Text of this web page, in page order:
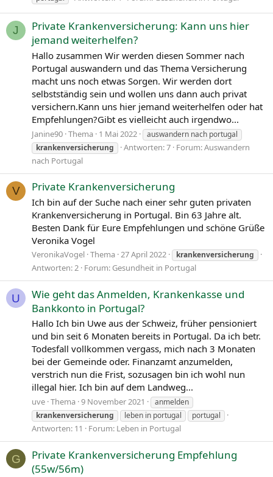
J
Private Krankenversicherung: Kann uns hier
jemand weiterhelfen?
Hallo zusammen Wir werden diesen Sommer nach
Portugal auswandern und das Thema Versicherung
macht uns noch etwas Sorgen. Wir werden dort
selbstständig sein und wollen uns dann auch privat
versichern.Kann uns hier jemand weiterhelfen oder hat
Empfehlungen?Gibt es vielleicht auch irgendwo...
Janine90 Thema 1 Mai 2022
auswandern nach portugal
krankenversicherung
Antworten: 7 Forum:Auswandern
nach Portugal
V Private Krankenversicherung
Ich bin auf der Suche nach einer sehr guten privaten
Krankenversicherung in Portugal. Bin 63 Jahre alt.
Besten Dank für Eure Empfehlungen und schöne Grüße
Veronika Vogel
VeronikaVogel Thema 27 April 2022 krankenversicherung
Antworten: 2 Forum: Gesundheit in Portugal
U
Wie geht das Anmelden, Krankenkasse und
Bankkonto in Portugal?
Hallo Ich bin Uwe aus der Schweiz, früher pensioniert
und bin seit 6 Monaten bereits in Portugal. Da ich betr.
Todesfall vollkommen vergass, mich nach 3 Monaten
bei der Gemeinde oder. Finanzamt anzumelden,
verstrich nun die Frist, sozusagen bin ich wohl nun
illegal hier. Ich bin auf dem Landweg...
uve Thema 9 November 2021
anmelden
krankenversicherung
leben in portugal portugal
Antworten: 11 Forum: Leben in Portugal
G
Private Krankenversicherung Empfehlung
(55w/56m)